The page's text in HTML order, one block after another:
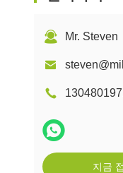
Mr. Steven
지금